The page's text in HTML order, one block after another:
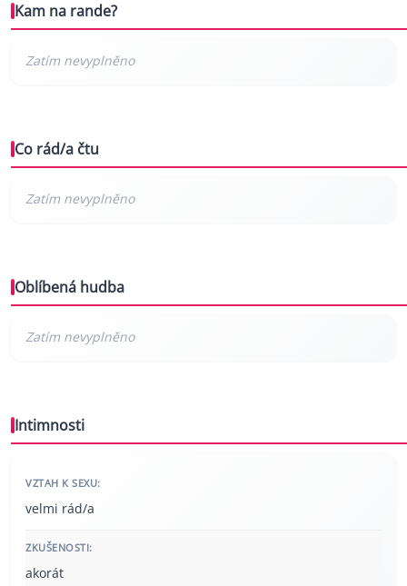
Kam na rande?
Co rád/a čtu
Oblíbená hudba
Intimnosti
VZTAH K SEXU:
velmi rád/a
ZKUŠENOSTI:
akorát